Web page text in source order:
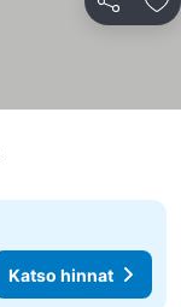
Jaa
Katso hinnat